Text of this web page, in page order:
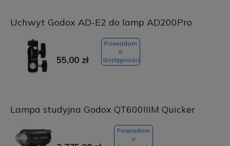
Uchwyt Godox AD-E2 do lamp AD200Pro
55,00 zł
Powiadom
o
dostępności
Lampa studyjna Godox QT600IIIM Quicker
Powiadom
o